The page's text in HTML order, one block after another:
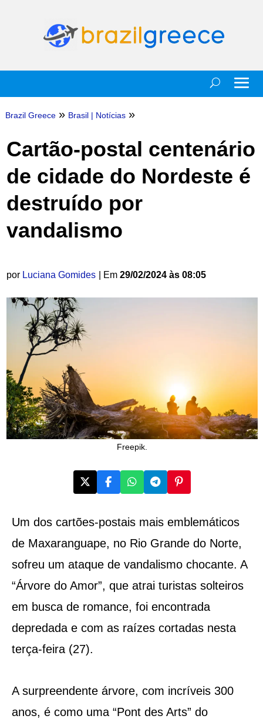
Brazil Greece » Brasil| Notícias »
Cartão-postal centenário
de cidade do Nordeste é
destruído por
vandalismo
por Luciana Gomides | Em 29/02/2024 às 08:05
Freepik.
Um dos cartões-postais mais emblemáticos
de Maxaranguape, no Rio Grande do Norte,
sofreu um ataque de vandalismo chocante. A
“Árvore do Amor”, que atrai turistas solteiros
em busca de romance, foi encontrada
depredada e com as raízes cortadas nesta
terça-feira (27).
A surpreendente árvore, com incríveis 300
anos, é como uma “Pont des Arts” do